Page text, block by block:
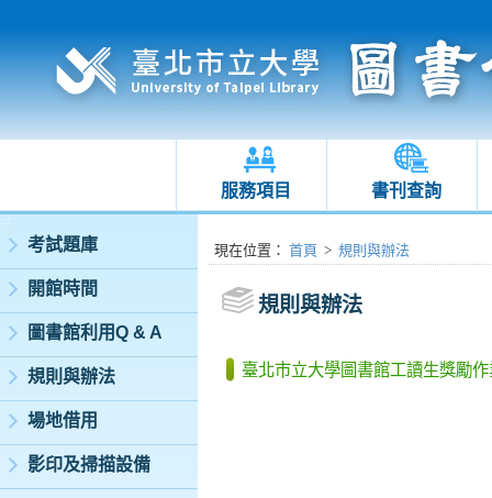
服務項目 書刊查詢
:::
考試題庫
開館時間
圖書館利用Q & A
規則與辦法
場地借用
影印及掃描設備
:::現在位置 ： 首頁 > 規則與辦法
規則與辦法
臺北市立大學圖書館工讀生獎勵